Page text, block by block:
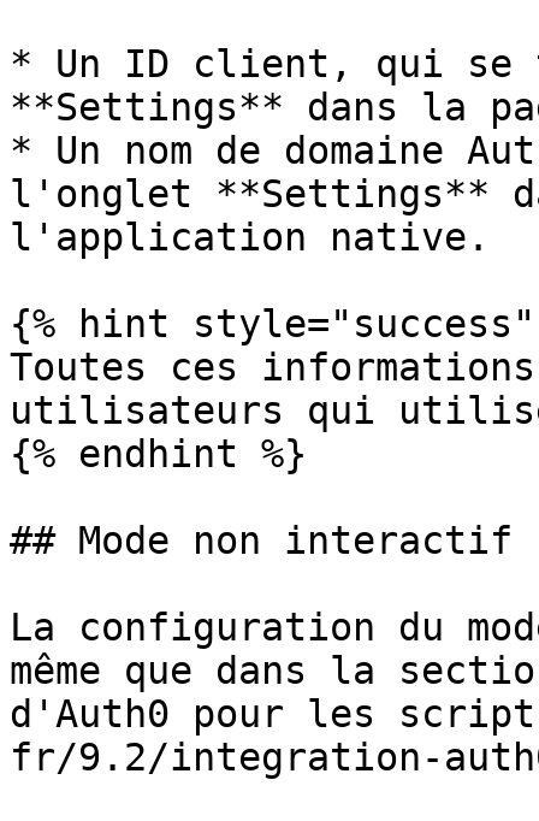
* Un ID client, qui se
**Settings** dans la
* Un nom de domaine
l'onglet **Settings**
l'application native.
{% hint style="success"
Toutes ces
utilisateurs qui
{% endhint %}
## Mode non interactif
La configuration du
même que dans la
d'Auth0 pour les
fr/9.2/integration-